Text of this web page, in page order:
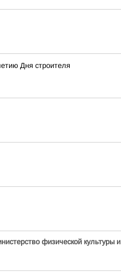
Дня строителя
физической культуры